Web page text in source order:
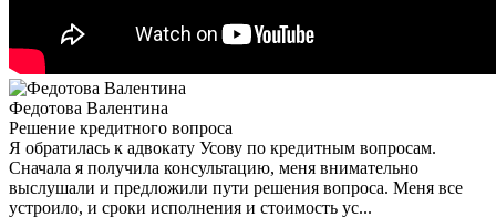
Федотова Валентина
Решение кредитного вопроса
Я обратилась к адвокату Усову по кредитным вопросам.
Сначала я получила консультацию, меня внимательно
выслушали и предложили пути решения вопроса. Меня все
устроило, и сроки исполнения и стоимость ус...